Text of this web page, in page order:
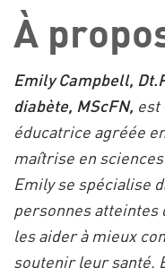
À
Emily Campbell,
diabète, MScFN, est
éducatrice agréée
maîtrise en
Emily se spécialise
personnes atteintes
les aider à mieux
soutenir leur santé.